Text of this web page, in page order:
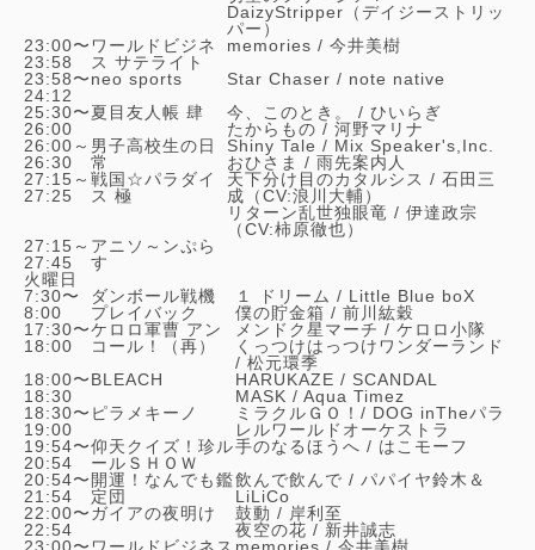
DaizyStripper（デイジーストリッ
パー）
23:00〜
23:58
ワールドビジネ
ス サテライト
memories / 今井美樹
23:58〜
24:12
neo sports Star Chaser / note native
25:30〜
26:00
夏目友人帳 肆 今、このとき。 / ひいらぎ
たからもの / 河野マリナ
26:00～
26:30
男子高校生の日
常
Shiny Tale / Mix Speaker's,Inc.
おひさま / 雨先案内人
27:15～
27:25
戦国☆パラダイ
ス 極
天下分け目のカタルシス / 石田三
成（CV:浪川大輔）
リターン乱世独眼竜 / 伊達政宗
（CV:柿原徹也）
27:15～
27:45
アニソ～ンぷら
す
火曜日
7:30〜
8:00
ダンボール戦機
プレイバック
１ ドリーム / Little Blue boX
僕の貯金箱 / 前川紘穀
17:30〜
18:00
ケロロ軍曹 アン
コール！（再）
メンドク星マーチ / ケロロ小隊
くっつけはっつけワンダーランド
/ 松元環季
18:00〜
18:30
BLEACH HARUKAZE / SCANDAL
MASK / Aqua Timez
18:30〜
19:00
ピラメキーノ ミラクルＧＯ！/ DOG inTheパラ
レルワールドオーケストラ
19:54〜
20:54
仰天クイズ！珍ル
ールＳＨＯＷ
手のなるほうへ / はこモーフ
20:54〜
21:54
開運！なんでも鑑
定団
飲んで飲んで / パパイヤ鈴木＆
LiLiCo
22:00〜
22:54
ガイアの夜明け 鼓動 / 岸利至
夜空の花 / 新井誠志